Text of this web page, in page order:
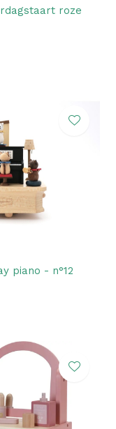
roze
piano - n°12